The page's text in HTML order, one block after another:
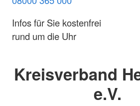
Infos für Sie kostenfrei
rund um die Uhr
Kreisverband
e.V.